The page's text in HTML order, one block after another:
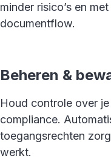
minder risico’s en
documentflow.
Beheren &
Houd controle over
compliance.
toegangsrechten
werkt.